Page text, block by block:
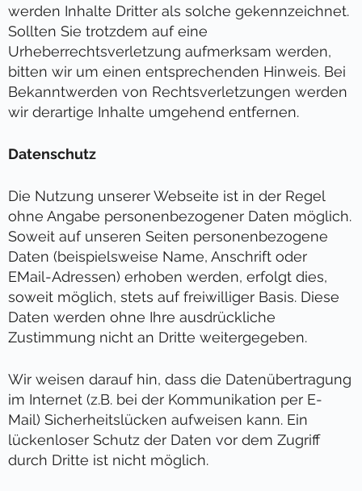
werden Inhalte Dritter als solche gekennzeichnet.
Sollten Sie trotzdem auf eine
Urheberrechtsverletzung aufmerksam werden,
bitten wir um einen entsprechenden Hinweis. Bei
Bekanntwerden von Rechtsverletzungen werden
wir derartige Inhalte umgehend entfernen.
Datenschutz
Die Nutzung unserer Webseite ist in der Regel
ohne Angabe personenbezogener Daten möglich.
Soweit auf unseren Seiten personenbezogene
Daten (beispielsweise Name, Anschrift oder
EMail-Adressen) erhoben werden, erfolgt dies,
soweit möglich, stets auf freiwilliger Basis. Diese
Daten werden ohne Ihre ausdrückliche
Zustimmung nicht an Dritte weitergegeben.
Wir weisen darauf hin, dass die Datenübertragung
im Internet (z.B. bei der Kommunikation per E-
Mail) Sicherheitslücken aufweisen kann. Ein
lückenloser Schutz der Daten vor dem Zugriff
durch Dritte ist nicht möglich.